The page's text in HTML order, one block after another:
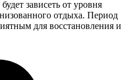
зависеть от уровня
отдыха. Период
для восстановления и